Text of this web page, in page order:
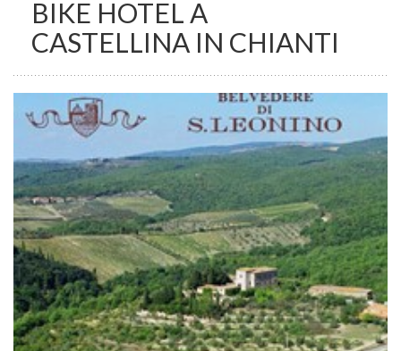
BIKE HOTEL A
CASTELLINA IN CHIANTI